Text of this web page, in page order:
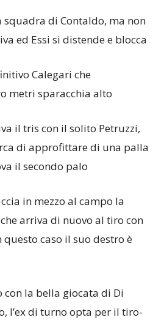
di Contaldo, ma non
ed Essi si distende e blocca
Calegari che
metri sparacchia alto
il tris con il solito Petruzzi,
di approfittare di una palla
il secondo palo
in mezzo al campo la
arriva di nuovo al tiro con
questo caso il suo destro è
con la bella giocata di Di
l’ex di turno opta per il tiro-